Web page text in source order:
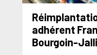
adhérent
Bourgoin-